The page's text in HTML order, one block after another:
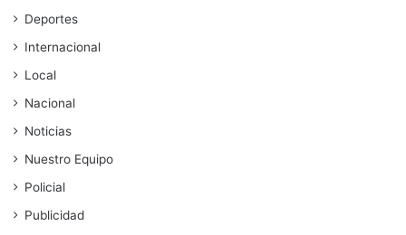
Deportes
Internacional
Local
Nacional
Noticias
Nuestro Equipo
Policial
Publicidad